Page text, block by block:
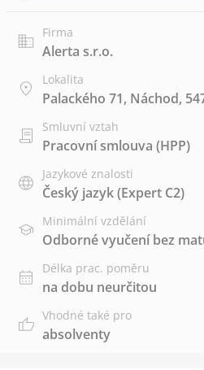
Firma
Alerta s.r.o.
Lokalita
Palackého 71, Náchod,
Smluvní vztah
Pracovní smlouva (HPP)
Jazykové znalosti
Český jazyk(Expert C2)
Minimální vzdělání
Odborné vyučení bez
Délka prac. poměru
na dobu neurčitou
Vhodné také pro
absolventy